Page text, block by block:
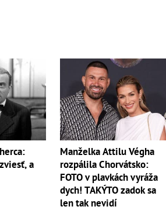
a
Manželka Attilu Végha
rozpálila Chorvátsko:
FOTO v plavkách vyráža
dych! TAKÝTO zadok sa
len tak nevidí